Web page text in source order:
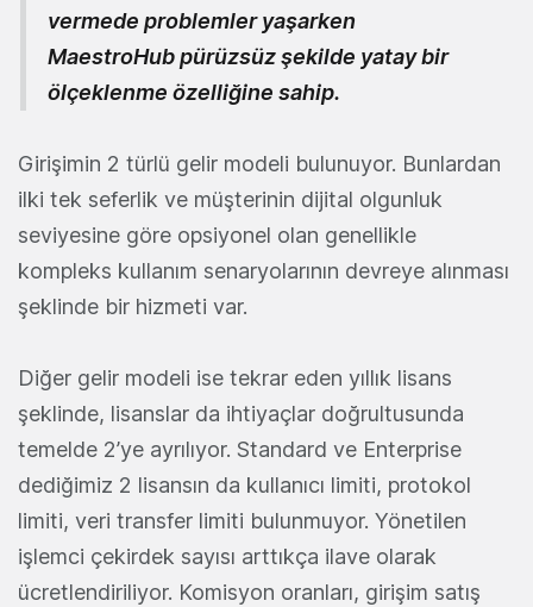
vermede problemler yaşarken
MaestroHub pürüzsüz şekilde yatay bir
ölçeklenme özelliğine sahip.
Girişimin 2 türlü gelir modeli bulunuyor. Bunlardan
ilki tek seferlik ve müşterinin dijital olgunluk
seviyesine göre opsiyonel olan genellikle
kompleks kullanım senaryolarının devreye alınması
şeklinde bir hizmeti var.
Diğer gelir modeli ise tekrar eden yıllık lisans
şeklinde, lisanslar da ihtiyaçlar doğrultusunda
temelde 2’ye ayrılıyor. Standard ve Enterprise
dediğimiz 2 lisansın da kullanıcı limiti, protokol
limiti, veri transfer limiti bulunmuyor. Yönetilen
işlemci çekirdek sayısı arttıkça ilave olarak
ücretlendiriliyor. Komisyon oranları, girişim satış